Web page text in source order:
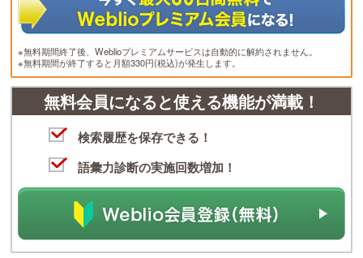
※無料期間終了後、Weblioプレミアムサービスは自動的に解約されません。
※無料期間が終了すると月額330円(税込)が発生します。
無料会員になると使える機能が満載！
検索履歴を保存できる！
語彙力診断の実施回数増加！